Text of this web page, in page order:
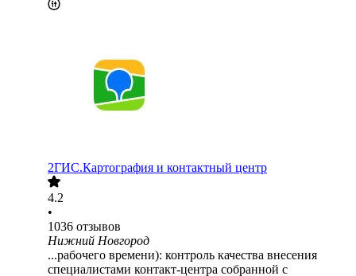
2ГИС.Картография и контактный центр
4.2
•
1036 отзывов
Нижний Новгород
...рабочего времени): контроль качества внесения
специалистами контакт-центра собранной с